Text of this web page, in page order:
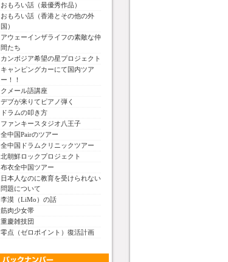
おもろい話（最優秀作品）
おもろい話（香港とその他の外
国）
アウェーインザライフの素敵な仲
間たち
カンボジア希望の星プロジェクト
キャンピングカーにて国内ツア
ー！！
クメール語講座
デブが来りてピアノ弾く
ドラムの叩き方
ファンキースタジオ八王子
全中国Pairのツアー
全中国ドラムクリニックツアー
北朝鮮ロックプロジェクト
布衣全中国ツアー
日本人なのに教育を受けられない
問題について
李漠（LiMo）の話
筋肉少女帯
重慶雑技団
零点（ゼロポイント）復活計画